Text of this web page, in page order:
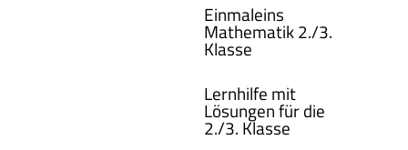
Einmaleins
Mathematik 2./3.
Klasse
Lernhilfe mit
Lösungen für die
2./3. Klasse